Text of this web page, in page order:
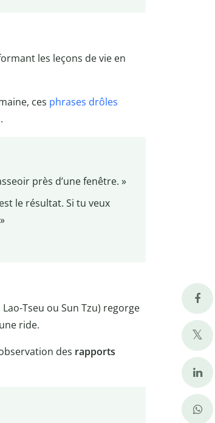
les leçons de vie en
ces phrases drôles
près d’une fenêtre. »
le résultat. Si tu veux
Tseu ou Sun Tzu) regorge
ride.
des rapports